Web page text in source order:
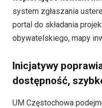
system zgłaszania
portal do składania
obywatelskiego, mapy
Inicjatywy
dostępność,
UM Częstochowa